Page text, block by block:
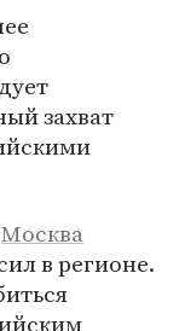
захват
Москва
в регионе.